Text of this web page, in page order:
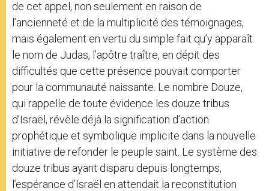
de cet appel, non seulement en raison de
l’ancienneté et de la multiplicité des témoignages,
mais également en vertu du simple fait qu’y apparaît
le nom de Judas, l’apôtre traître, en dépit des
difficultés que cette présence pouvait comporter
pour la communauté naissante. Le nombre Douze,
qui rappelle de toute évidence les douze tribus
d’Israël, révèle déjà la signification d’action
prophétique et symbolique implicite dans la nouvelle
initiative de refonder le peuple saint. Le système des
douze tribus ayant disparu depuis longtemps,
l’espérance d’Israël en attendait la reconstitution